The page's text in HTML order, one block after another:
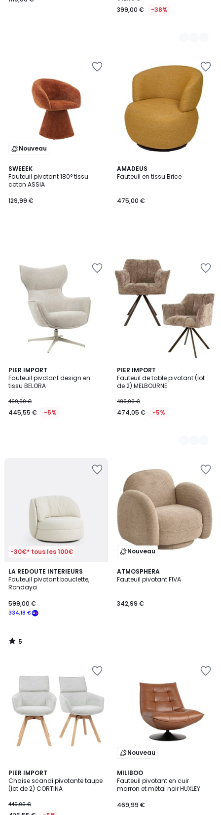
399,00 € -38%
Nouveau
SWEEEK
Fauteuil pivotant 180° tissu
coton ASSIA
129,99 €
AMADEUS
Fauteuil en tissu Brice
475,00 €
PIER IMPORT
Fauteuil pivotant design en
tissu BELORA
469,00 €
445,55 € -5%
PIER IMPORT
Fauteuil de table pivotant (lot
de 2) MELBOURNE
499,00 €
474,05 € -5%
5
Couleurs
-30€* tous les 100€
LA REDOUTE INTERIEURS
Fauteuil pivotant bouclette,
Rondaya
334,18 €
599,00 €
5
/
5
5
/
Nouveau
ATMOSPHERA
Fauteuil pivotant FIVA
342,99 €
PIER IMPORT
Chaise scandi pivotante taupe
(lot de 2) CORTINA
449,00 €
Nouveau
MILIBOO
Fauteuil pivotant en cuir
marron et métal noir HUXLEY
469,99 €